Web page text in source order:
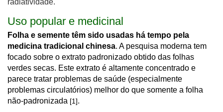
radiatividade.
Uso popular e medicinal
Folha e semente têm sido usadas há tempo pela
medicina tradicional chinesa. A pesquisa moderna tem
focado sobre o extrato padronizado obtido das folhas
verdes secas. Este extrato é altamente concentrado e
parece tratar problemas de saúde (especialmente
problemas circulatórios) melhor do que somente a folha
não-padronizada [1].